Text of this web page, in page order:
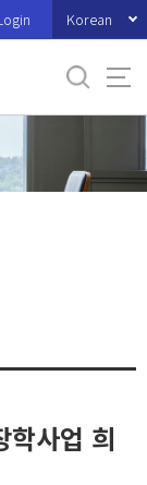
Korean
사업 희